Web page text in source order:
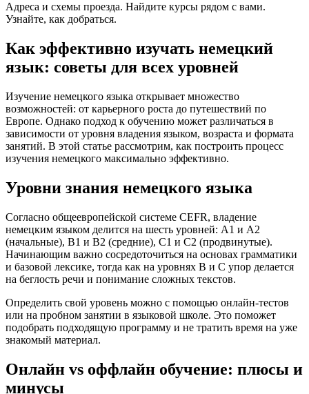
Адреса и схемы проезда. Найдите курсы рядом с вами.
Узнайте, как добраться.
Как эффективно изучать немецкий
язык: советы для всех уровней
Изучение немецкого языка открывает множество
возможностей: от карьерного роста до путешествий по
Европе. Однако подход к обучению может различаться в
зависимости от уровня владения языком, возраста и формата
занятий. В этой статье рассмотрим, как построить процесс
изучения немецкого максимально эффективно.
Уровни знания немецкого языка
Согласно общеевропейской системе CEFR, владение
немецким языком делится на шесть уровней: A1 и A2
(начальные), B1 и B2 (средние), C1 и C2 (продвинутые).
Начинающим важно сосредоточиться на основах грамматики
и базовой лексике, тогда как на уровнях B и C упор делается
на беглость речи и понимание сложных текстов.
Определить свой уровень можно с помощью онлайн-тестов
или на пробном занятии в языковой школе. Это поможет
подобрать подходящую программу и не тратить время на уже
знакомый материал.
Онлайн vs оффлайн обучение: плюсы и
минусы